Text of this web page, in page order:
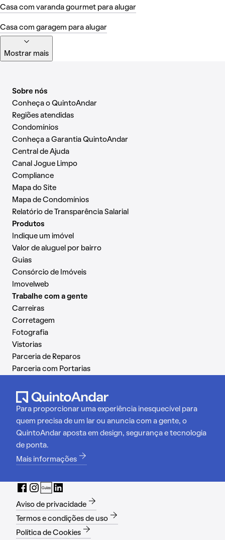
Casa com varanda gourmet para alugar
Casa com garagem para alugar
Mostrar mais
Sobre nós
Conheça o QuintoAndar
Regiões atendidas
Condomínios
Conheça a Garantia QuintoAndar
Central de Ajuda
Canal Jogue Limpo
Compliance
Mapa do Site
Mapa de Condomínios
Relatório de Transparência Salarial
Produtos
Indique um imóvel
Valor de aluguel por bairro
Guias
Consórcio de Imóveis
Imovelweb
Trabalhe com a gente
Carreiras
Corretagem
Fotografia
Vistorias
Parceria de Reparos
Parceria com Portarias
Para proporcionar uma experiência inesquecível para
quem precisa de um lar ou anuncia com a gente, o
QuintoAndar aposta em design, segurança e tecnologia
de ponta.
Mais informações
Aviso de privacidade
Termos e condições de uso
Política de Cookies